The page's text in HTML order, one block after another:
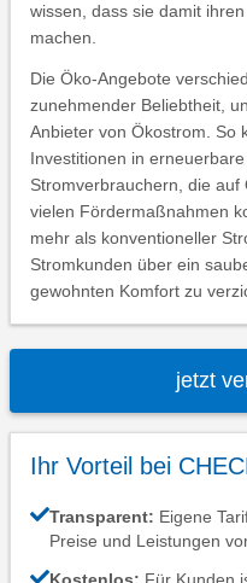
wissen, dass sie damit
machen.
Die Öko-Angebote
zunehmender Beliebtheit,
Anbieter von Ökostrom. So
Investitionen in
Stromverbrauchern, die
vielen Fördermaßnahmen
mehr als konventioneller
Stromkunden über ein
gewohnten Komfort zu
jetzt
Ihr Vorteil bei
Transparent: Eigene
Preise und Leistungen